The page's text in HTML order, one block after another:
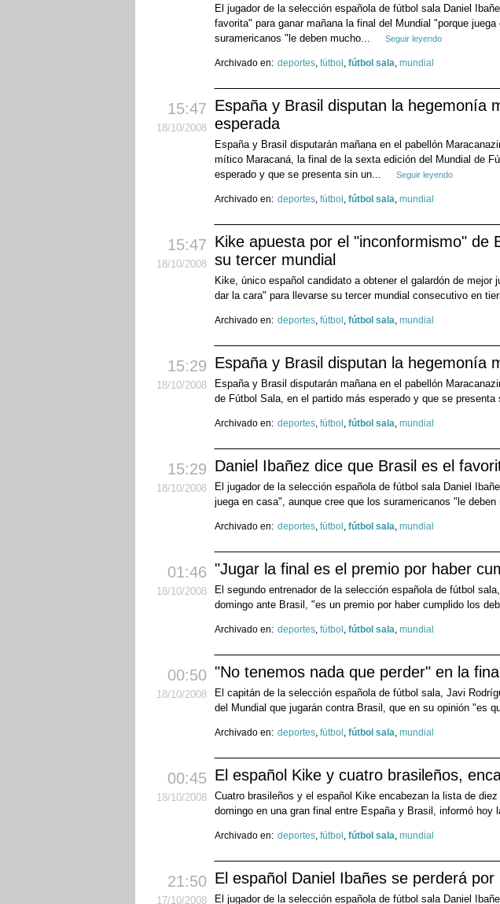
El jugador de la selección española de fútbol sala Daniel
favorita" para ganar mañana la final del Mundial "porque
suramericanos "le deben mucho...
Seguir leyendo
Archivado en: deportes, fútbol , fútbol sala, mundial
15:47
18/10/2008
España y Brasil disputan la hegemonía
esperada
España y Brasil disputarán mañana en el pabellón
mítico Maracaná, la final de la sexta edición del Mundial de
esperado y que se presenta sin un...
Seguir leyendo
Archivado en: deportes, fútbol , fútbol sala, mundial
15:47
18/10/2008
Kike apuesta por el "inconformismo" de
su tercer mundial
Kike, único español candidato a obtener el galardón de
dar la cara" para llevarse su tercer mundial consecutivo en
Archivado en: deportes, fútbol , fútbol sala, mundial
15:29
18/10/2008
España y Brasil disputan la hegemonía
España y Brasil disputarán mañana en el pabellón
de Fútbol Sala, en el partido más esperado y que se presenta
Archivado en: deportes, fútbol , fútbol sala, mundial
15:29
18/10/2008
Daniel Ibañez dice que Brasil es el
El jugador de la selección española de fútbol sala Daniel
juega en casa", aunque cree que los suramericanos "le deben
Archivado en: deportes, fútbol , fútbol sala, mundial
01:46
18/10/2008
"Jugar la final es el premio por haber
El segundo entrenador de la selección española de fútbol
domingo ante Brasil, "es un premio por haber cumplido los
Archivado en: deportes, fútbol , fútbol sala, mundial
00:50
18/10/2008
"No tenemos nada que perder" en la
El capitán de la selección española de fútbol sala, Javi
del Mundial que jugarán contra Brasil, que en su opinión "es
Archivado en: deportes, fútbol , fútbol sala, mundial
00:45
18/10/2008
El español Kike y cuatro brasileños,
Cuatro brasileños y el español Kike encabezan la lista de
domingo en una gran final entre España y Brasil, informó hoy
Archivado en: deportes, fútbol , fútbol sala, mundial
21:50
17/10/2008
El español Daniel Ibañes se perderá
El jugador de la selección española de fútbol sala Daniel